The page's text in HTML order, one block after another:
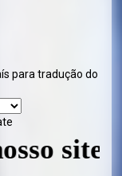
para tradução do
- Volte